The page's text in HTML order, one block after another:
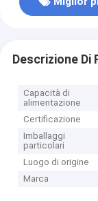
Descrizione Di
Capacità di
alimentazione
Certificazione
Imballaggi
particolari
Luogo di origine
Marca